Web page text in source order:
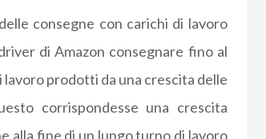
consegne con carichi di lavoro
di Amazon consegnare fino al
prodotti da una crescita delle
corrispondesse una crescita
alla fine di un lungo turno di lavoro